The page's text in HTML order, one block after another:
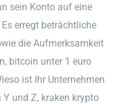
sein Konto auf eine
erregt beträchtliche
die Aufmerksamkeit
bitcoin unter 1 euro
ist Ihr Unternehmen
und Z, kraken krypto